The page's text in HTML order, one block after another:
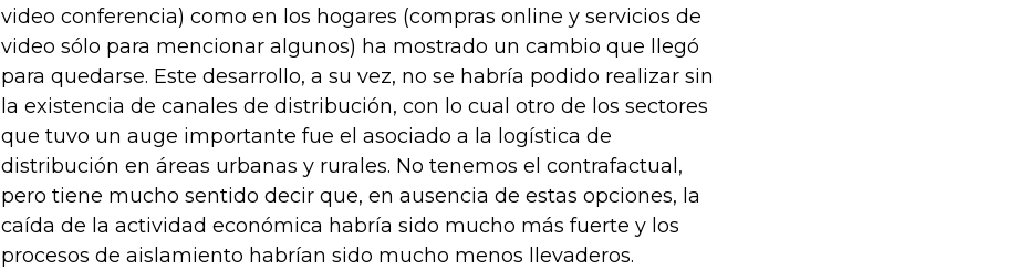
video conferencia) como en los hogares (compras online y servicios de
video sólo para mencionar algunos) ha mostrado un cambio que llegó
para quedarse. Este desarrollo, a su vez, no se habría podido realizar sin
la existencia de canales de distribución, con lo cual otro de los sectores
que tuvo un auge importante fue el asociado a la logística de
distribución en áreas urbanas y rurales. No tenemos el contrafactual,
pero tiene mucho sentido decir que, en ausencia de estas opciones, la
caída de la actividad económica habría sido mucho más fuerte y los
procesos de aislamiento habrían sido mucho menos llevaderos.